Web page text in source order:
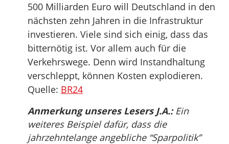
500 Milliarden Euro will Deutschland in den
nächsten zehn Jahren in die Infrastruktur
investieren. Viele sind sich einig, dass das
bitternötig ist. Vor allem auch für die
Verkehrswege. Denn wird Instandhaltung
verschleppt, können Kosten explodieren.
Quelle: BR24
Anmerkung unseres Lesers J.A.:Ein
weiteres Beispiel dafür, dass die
jahrzehntelange angebliche “Sparpolitik”